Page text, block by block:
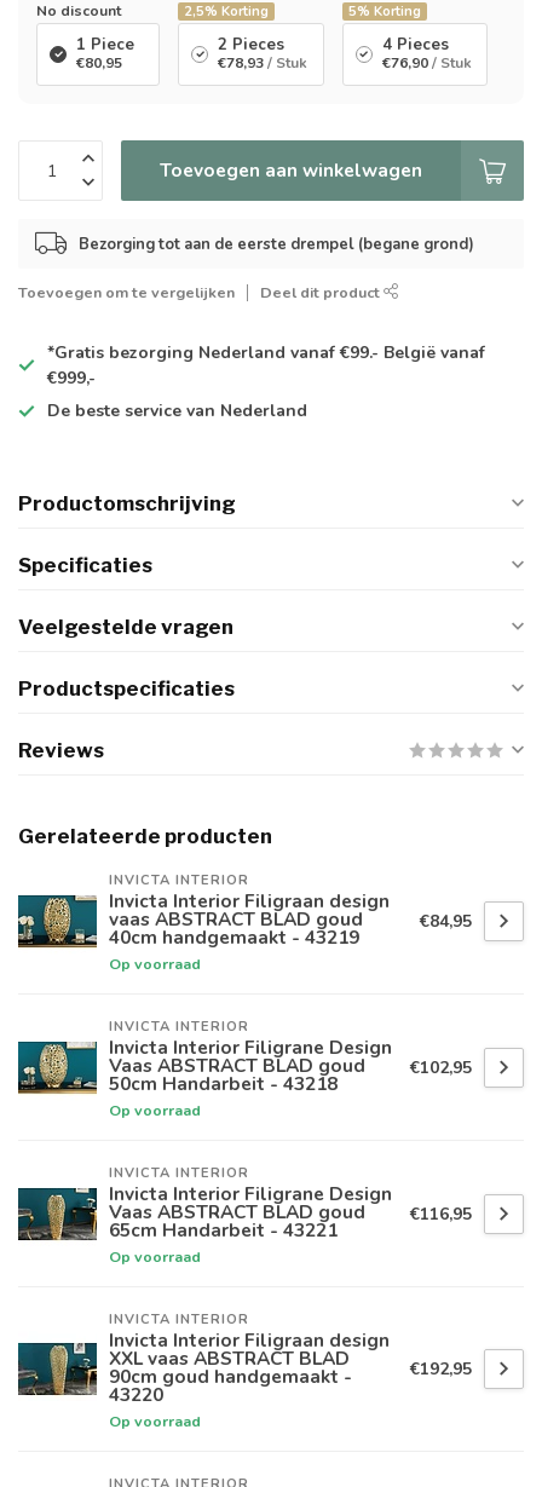
No discount
1 Piece
€80,95
2,5% Korting
2 Pieces
€78,93 / Stuk
5% Korting
4 Pieces
€76,90 / Stuk
Toevoegen aan winkelwagen
Bezorging tot aan de eerste drempel (begane grond)
Toevoegen om te vergelijken Deel dit product
*Gratis bezorging Nederland vanaf €99.- België vanaf
€999,-
De beste service van Nederland
Productomschrijving
Specificaties
Veelgestelde vragen
Productspecificaties
Reviews
Gerelateerde producten
INVICTA INTERIOR
Invicta Interior Filigraan design
vaas ABSTRACT BLAD goud
40cm handgemaakt - 43219
Op voorraad
€84,95
INVICTA INTERIOR
Invicta Interior Filigrane Design
Vaas ABSTRACT BLAD goud
50cm Handarbeit - 43218
Op voorraad
€102,95
INVICTA INTERIOR
Invicta Interior Filigrane Design
Vaas ABSTRACT BLAD goud
65cm Handarbeit - 43221
Op voorraad
€116,95
INVICTA INTERIOR
Invicta Interior Filigraan design
XXL vaas ABSTRACT BLAD
90cm goud handgemaakt -
43220
Op voorraad
€192,95